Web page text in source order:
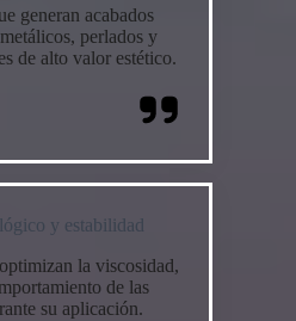
generan acabados
perlados y
de alto valor estético.
y estabilidad
la viscosidad,
de las
su aplicación.